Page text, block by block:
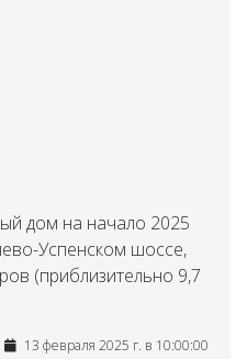
дом на начало 2025
Успенском шоссе,
(приблизительно 9,7
13 февраля 2025 г. в 10:00:00